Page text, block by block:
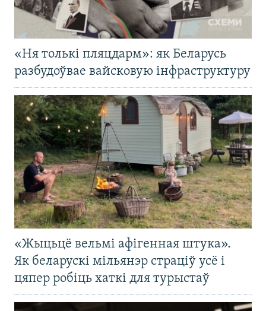
«Ня толькі пляцдарм»: як Беларусь
разбудоўвае вайсковую інфраструктуру
«Жыцьцё вельмі афігенная штука».
Як беларускі мільянэр страціў усё і
цяпер робіць хаткі для турыстаў